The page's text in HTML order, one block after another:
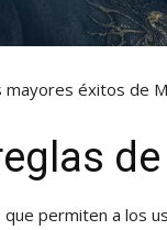
mayores éxitos de
permiten a los